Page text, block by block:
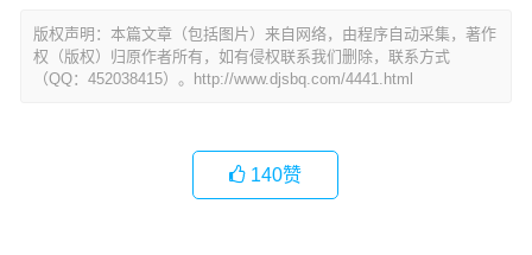
版权声明：本篇文章（包括图片）来自网络，由程序自动采集，著作
权（版权）归原作者所有，如有侵权联系我们删除，联系方式
（QQ：452038415）。http://www.djsbq.com/4441.html
140赞